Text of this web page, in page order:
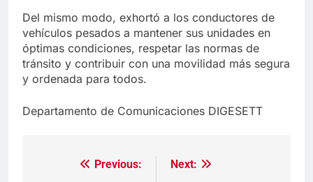
Del mismo modo, exhortó a los conductores de
vehículos pesados a mantener sus unidades en
óptimas condiciones, respetar las normas de
tránsito y contribuir con una movilidad más segura
y ordenada para todos.
Departamento de Comunicaciones DIGESETT
Navegación
Previous:
Next: